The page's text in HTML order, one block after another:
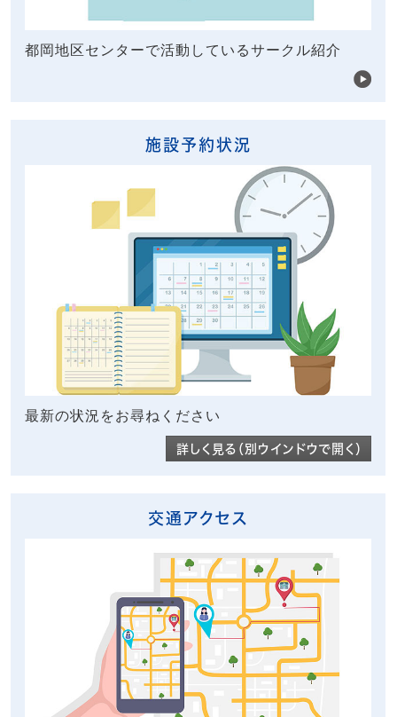
都岡地区センターで活動しているサークル紹介
施設予約状況
最新の状況をお尋ねください
詳しく見る（別ウインドウで開く）
交通アクセス